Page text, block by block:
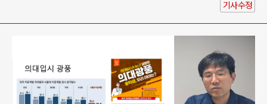
기사수정